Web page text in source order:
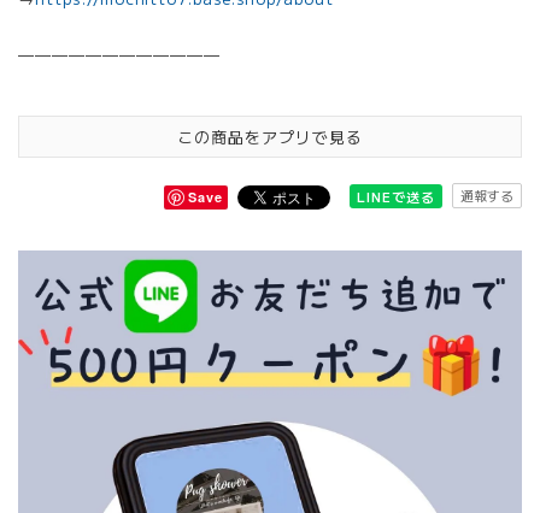
————————————
この商品をアプリで見る
Save LINEで送る 通報する